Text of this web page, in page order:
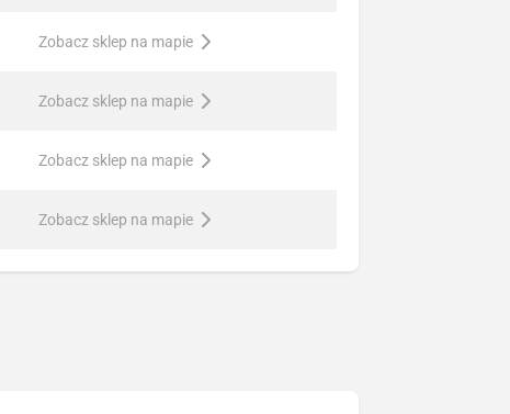
Zobacz sklep na mapie
Zobacz sklep na mapie
Zobacz sklep na mapie
Zobacz sklep na mapie